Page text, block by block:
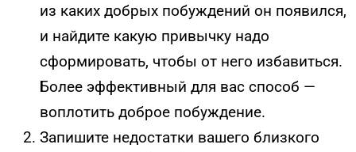
из каких добрых побуждений он появился,
и найдите какую привычку надо
сформировать, чтобы от него избавиться.
Более эффективный для вас способ —
воплотить доброе побуждение.
Запишите недостатки вашего близкого